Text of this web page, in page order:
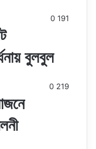
0 191
বুলবুল
0 219